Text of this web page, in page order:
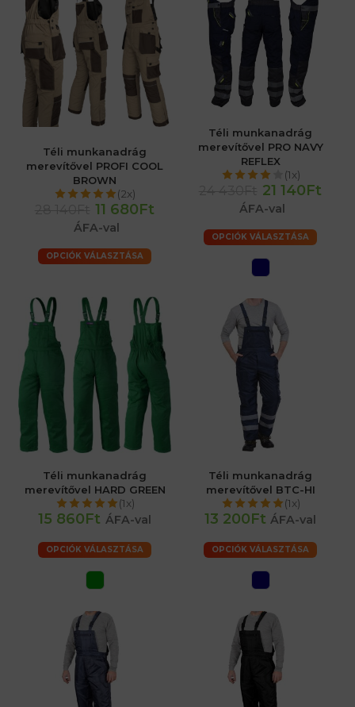
Téli munkanadrág
merevítővel PROFI COOL
BROWN
(2x)
11 680Ft
ÁFA-val
OPCIÓK VÁLASZTÁSA
Téli munkanadrág
merevítővel PRO NAVY
REFLEX
(1x)
21 140Ft
ÁFA-val
OPCIÓK VÁLASZTÁSA
Téli munkanadrág
merevítővel HARD GREEN
(1x)
15 860Ft ÁFA-val
OPCIÓK VÁLASZTÁSA
Téli munkanadrág
merevítővel BTC-HI
(1x)
13 200Ft ÁFA-val
OPCIÓK VÁLASZTÁSA